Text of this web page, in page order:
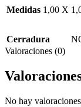
Medidas 1,00 X
Cerradura
Valoraciones (0)
No hay